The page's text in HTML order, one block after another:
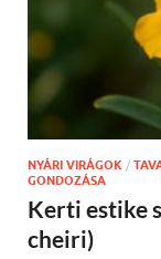
NYÁRI VIRÁGOK /
GONDOZÁSA
Kerti estike
cheiri)